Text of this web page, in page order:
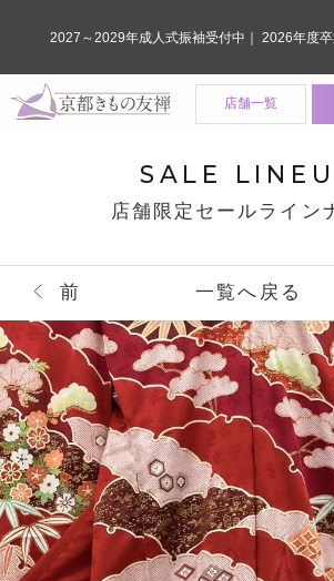
店舗一覧
SALE
店舗限定セールライン
前 一覧へ戻る
2027～2029年成人式振袖受付中｜ 2026年度